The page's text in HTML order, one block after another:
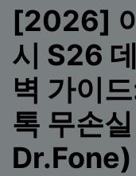
리소스 허브
3,000개 이상의 사용
신 모바일 소식을 확인
사용 가이드
무료 다운로드
검색하기
[2026]
시 S26
벽 가이
톡 무손
Dr.Fone)